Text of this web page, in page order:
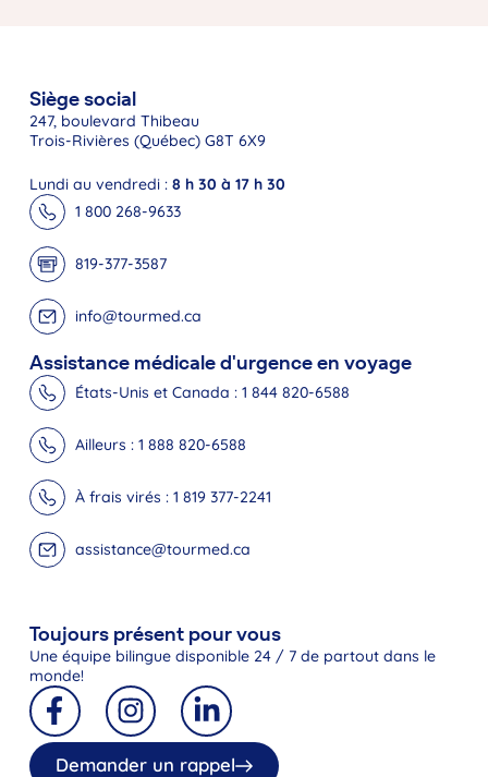
Siège social
247, boulevard Thibeau
Trois-Rivières (Québec) G8T 6X9
Lundi au vendredi : 8 h 30 à 17 h 30
1 800 268-9633
819-377-3587
info@tourmed.ca
Assistance médicale d'urgence en voyage
États-Unis et Canada : 1 844 820-6588
Ailleurs : 1 888 820-6588
À frais virés : 1 819 377-2241
assistance@tourmed.ca
Toujours présent pour vous
Une équipe bilingue disponible 24 / 7 de partout dans le
monde!
Demander un rappel